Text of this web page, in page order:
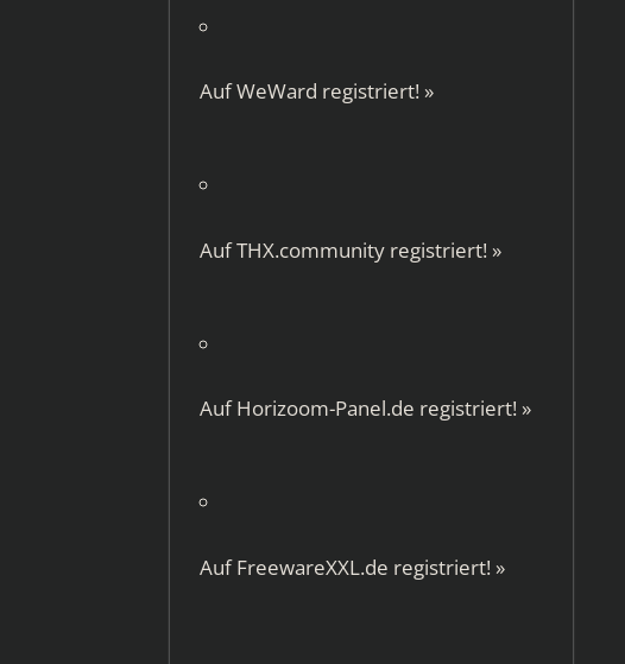
AufWeWard registriert! »
AufTHX.community registriert! »
AufHorizoom-Panel.de registriert! »
AufFreewareXXL.de registriert! »